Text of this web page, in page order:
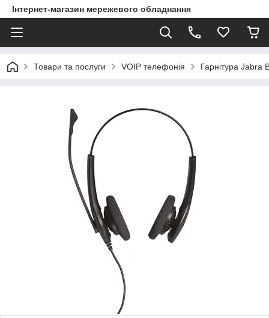
Інтернет-магазин мережевого обладнання
Товари та послуги VOIP телефонія Гарнітура Jabra